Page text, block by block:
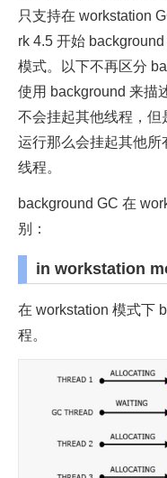
只支持在 workstation
rk 4.5 开始
模式。以下不再区分
使用 background 来描
不会挂起其他线程，但
运行那么会挂起其他所
线程。
background GC 在
别：
in workstation
在 workstation 模式下
程。